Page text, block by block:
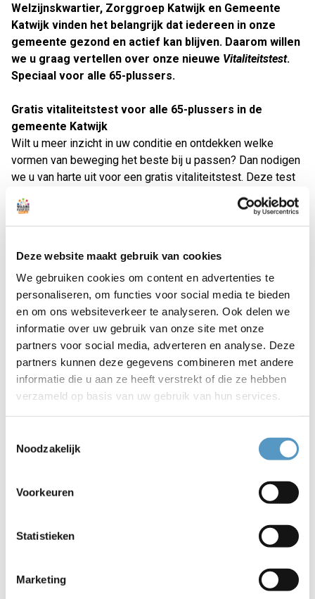
Deze website maakt gebruik van cookies
We gebruiken cookies om content en advertenties te
personaliseren, om functies voor social media te bieden
en om ons websiteverkeer te analyseren. Ook delen we
informatie over uw gebruik van onze site met onze
partners voor social media, adverteren en analyse. Deze
partners kunnen deze gegevens combineren met andere
informatie die u aan ze heeft verstrekt of die ze hebben
verzameld op basis van uw gebruik van hun services.
Noodzakelijk
Voorkeuren
Statistieken
Marketing
Welzijnskwartier, Zorggroep Katwijk en Gemeente
Katwijk vinden het belangrijk dat iedereen in onze
gemeente gezond en actief kan blijven. Daarom willen
we u graag vertellen over onze nieuwe Vitaliteitstest.
Speciaal voor alle 65-plussers.
Gratis vitaliteitstest voor alle 65-plussers in de
gemeente Katwijk
Wilt u meer inzicht in uw conditie en ontdekken welke
vormen van beweging het beste bij u passen? Dan nodigen
we u van harte uit voor een gratis vitaliteitstest. Deze test
duurt ongeveer 1 uur en is speciaal ontwikkeld voor 65-
plussers. Het helpt u uw kracht, balans en algehele
gezondheid beter te begrijpen. De test bestaat uit een
voeding tips en eenvoudige oefeningen die uw belans en
spierkacht in kaart brengen. Tot slot krijgt u een persoonlijk
beweegadvies afgestemd op uw mogelijkheden en
wensen. De testen worden uitgevoerd door ervaren
fysiotherapeuten, diëtisten en beweegmakelaars.
Waar en wanneer?
14 april in de Pnielkerk voor alle 65-plussers van Katwijk
Noord
Valkenburg
2 juni in het Anker voor alle 65-plussers in Katwijk aan
7 juli in de Open Hof Kerk voor alle 65-plussersd in
Wilt u meedoen? De test is gratis en duurt ongeveer 1 uur.
U kunt een starttijd kiezen tussen 09:30 uur en 15:30 uur.